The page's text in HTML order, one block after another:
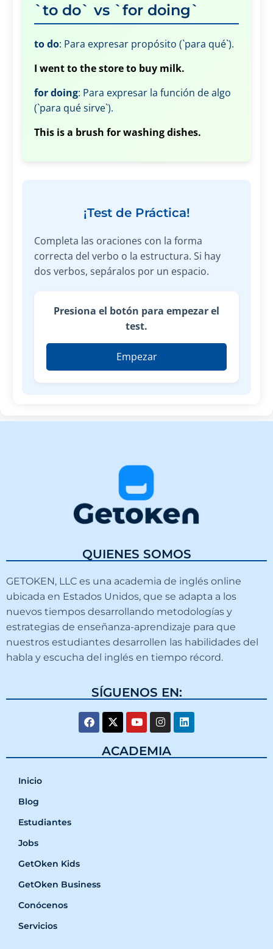
`to do` vs `for doing`
to do: Para expresar propósito (`para qué`).
I went to the store to buy milk.
for doing: Para expresar la función de algo
(`para qué sirve`).
This is a brush for washing dishes.
¡Test de Práctica!
Completa las oraciones con la forma
correcta del verbo o la estructura. Si hay
dos verbos, sepáralos por un espacio.
Presiona el botón para empezar el
test.
Empezar
QUIENES SOMOS
GETOKEN, LLC es una academia de inglés online
ubicada en Estados Unidos, que se adapta a los
nuevos tiempos desarrollando metodologías y
estrategias de enseñanza-aprendizaje para que
nuestros estudiantes desarrollen las habilidades del
habla y escucha del inglés en tiempo récord.
SÍGUENOS EN:
ACADEMIA
Inicio
Blog
Estudiantes
Jobs
GetOken Kids
GetOken Business
Conócenos
Servicios